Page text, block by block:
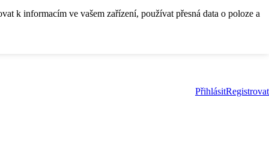
k informacím ve vašem zařízení, používat přesná data o poloze a
PřihlásitRegistrovat